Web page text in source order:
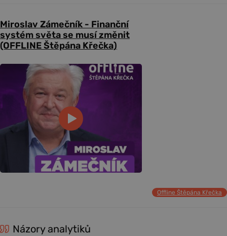
Miroslav Zámečník - Finanční
systém světa se musí změnit
(OFFLINE Štěpána Křečka)
Offline Štěpána Křečka
Názory analytiků